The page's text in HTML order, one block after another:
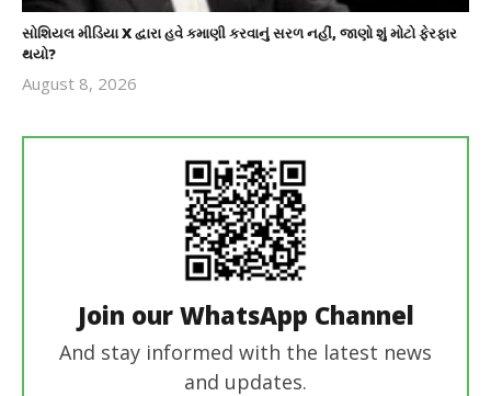
સોશિયલ મીડિયા X દ્વારા હવે કમાણી કરવાનું સરળ નહીં, જાણો શું મોટો ફેરફાર
થયો?
August 8, 2026
Join our WhatsApp Channel
And stay informed with the latest news
and updates.